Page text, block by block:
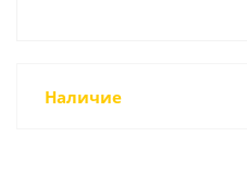
Наличие